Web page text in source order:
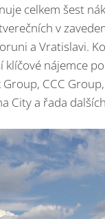
celkem šest
v
a Vratislavi.
klíčové nájemce
Group, CCC
City a řada